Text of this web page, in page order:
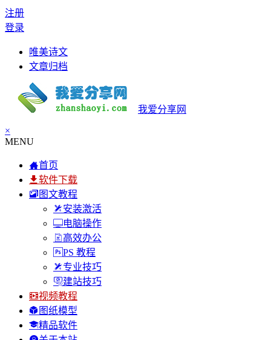
注册
登录
唯美诗文
文章归档
我爱分享网
×
MENU
首页
软件下载
图文教程
安装激活
电脑操作
高效办公
PS 教程
专业技巧
建站技巧
视频教程
图纸模型
精品软件